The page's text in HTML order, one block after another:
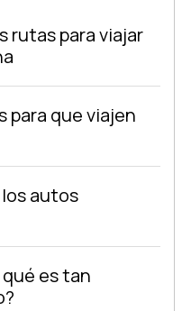
rutas para viajar
para que viajen
autos
qué es tan